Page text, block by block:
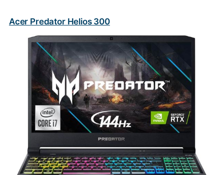
Acer Predator Helios 300